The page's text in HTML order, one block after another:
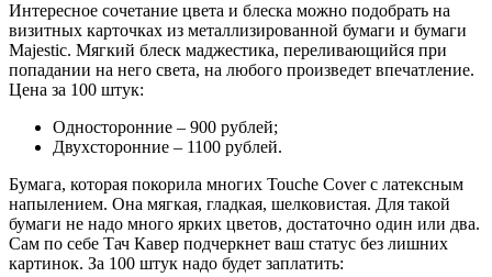
Интересное сочетание цвета и блеска можно подобрать на
визитных карточках из металлизированной бумаги и бумаги
Majestic. Мягкий блеск маджестика, переливающийся при
попадании на него света, на любого произведет впечатление.
Цена за 100 штук:
Односторонние – 900 рублей;
Двухсторонние – 1100 рублей.
Бумага, которая покорила многих Touche Cover с латексным
напылением. Она мягкая, гладкая, шелковистая. Для такой
бумаги не надо много ярких цветов, достаточно один или два.
Сам по себе Тач Кавер подчеркнет ваш статус без лишних
картинок. За 100 штук надо будет заплатить: